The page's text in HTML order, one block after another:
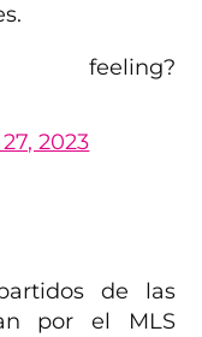
2023
de las
por el MLS